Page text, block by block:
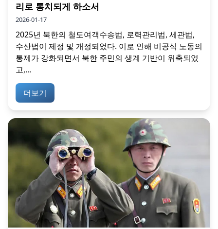
리로 통치되게 하소서
2026-01-17
2025년 북한의 철도여객수송법, 로력관리법, 세관법,
수산법이 제정 및 개정되었다. 이로 인해 비공식 노동의
통제가 강화되면서 북한 주민의 생계 기반이 위축되었
고,...
더보기